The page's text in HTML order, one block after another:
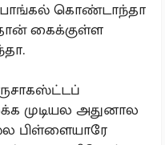
கொண்டாந்தா
கைக்குள்ள
முடியல அதுனால
பிள்ளையாரே